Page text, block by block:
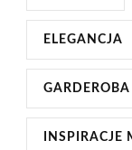
ELEGANCJA
INSPIRACJE